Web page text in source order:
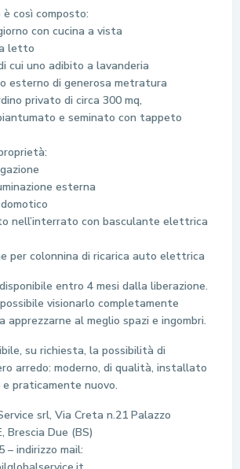
così composto:
con cucina a vista
letto
cui uno adibito a lavanderia
esterno di generosa metratura
privato di circa 300 mq,
e seminato con tappeto
esterna
nell’interrato con basculante elettrica
per colonnina di ricarica auto elettrica
disponibile entro 4 mesi dalla liberazione.
visionarlo completamente
apprezzarne al meglio spazi e ingombri.
su richiesta, la possibilità di
arredo: moderno, di qualità, installato
praticamente nuovo.
srl, Via Creta n.21 Palazzo
Brescia Due (BS)
– indirizzo mail: